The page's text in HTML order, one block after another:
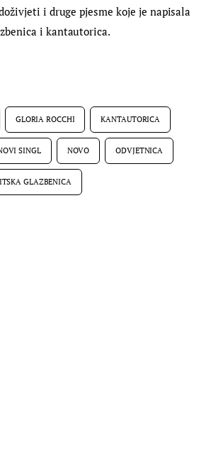
i druge pjesme koje je napisala
i kantautorica.
GLORIA ROCCHI KANTAUTORICA
SINGL NOVO ODVJETNICA
GLAZBENICA